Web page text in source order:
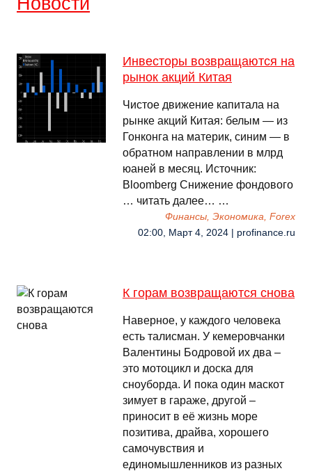
Инвесторы возвращаются на
рынок акций Китая
Чистое движение капитала на
рынке акций Китая: белым — из
Гонконга на материк, синим — в
обратном направлении в млрд
юаней в месяц. Источник:
Bloomberg Снижение фондового
… читать далее… …
Финансы, Экономика, Forex
02:00, Март 4, 2024 | profinance.ru
К горам возвращаются снова
Наверное, у каждого человека
есть талисман. У кемеровчанки
Валентины Бодровой их два –
это мотоцикл и доска для
сноуборда. И пока один маскот
зимует в гараже, другой –
приносит в её жизнь море
позитива, драйва, хорошего
самочувствия и
единомышленников из разных